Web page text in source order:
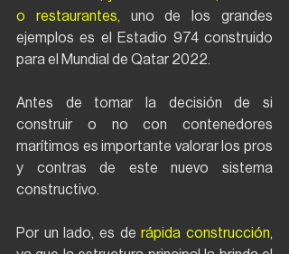
o restaurantes, uno de los grandes
ejemplos es el Estadio 974 construido
para el Mundial de Qatar 2022.
Antes de tomar la decisión de si
construir o no con contenedores
marítimos es importante valorar los pros
y contras de este nuevo sistema
constructivo.
Por un lado, es de rápida construcción,